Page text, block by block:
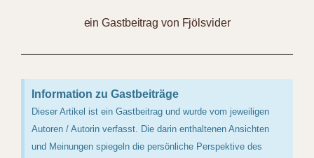
ein Gastbeitrag von Fjölsvider
Information zu Gastbeiträge
Dieser Artikel ist ein Gastbeitrag und wurde vom jeweiligen
Autoren / Autorin verfasst. Die darin enthaltenen Ansichten
und Meinungen spiegeln die persönliche Perspektive des